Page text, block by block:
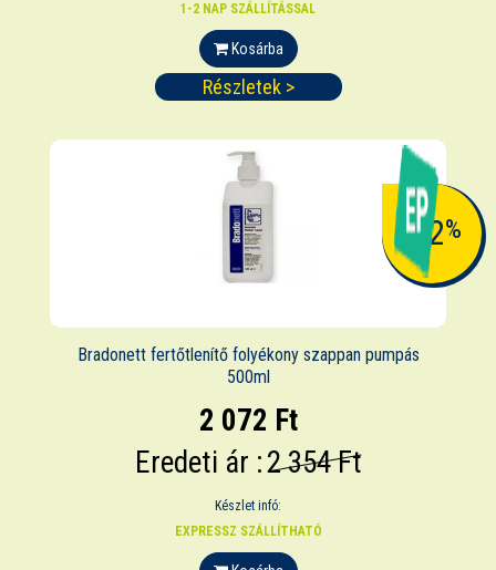
1-2 NAP SZÁLLÍTÁSSAL
Kosárba
Részletek >
-12%
Bradonett fertőtlenítő folyékony szappan pumpás
500ml
2 072 Ft
Eredeti ár :2 354 Ft
Készlet infó:
EXPRESSZ SZÁLLÍTHATÓ